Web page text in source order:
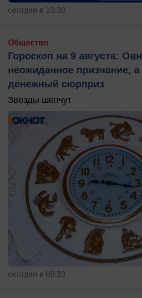
сегодня в 10:30
Общество
Гороскоп на 9 августа:
неожиданное признание,
денежный сюрприз
Звезды шепчут
сегодня в 09:33